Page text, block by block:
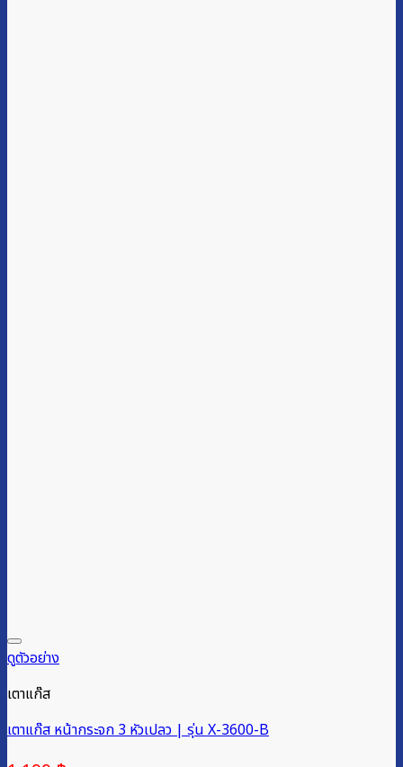
ดูตัวอย่าง
เตาแก๊ส
เตาแก๊ส หน้ากระจก 3 หัวเปลว | รุ่น X-3600-B